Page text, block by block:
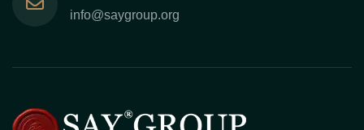
info@saygroup.org